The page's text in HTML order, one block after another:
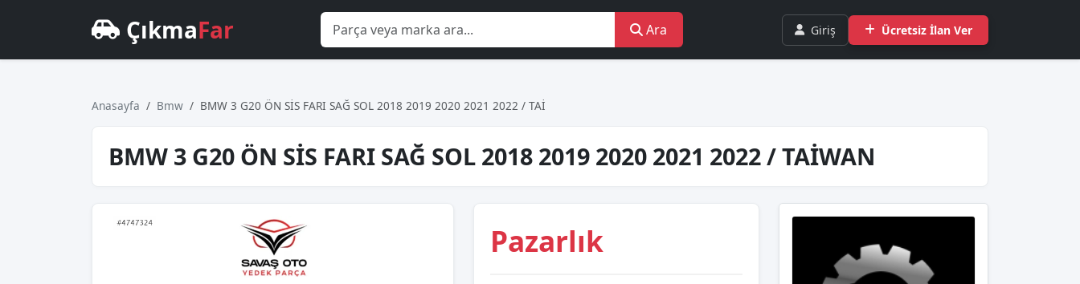
ÇıkmaFar Ara Giriş Ücretsiz İlan Ver
Anasayfa Bmw BMW 3 G20 ÖN SİS FARI SAĞ SOL 2018 2019 2020 2021 2022 / TAİ
BMW 3 G20 ÖN SİS FARI SAĞ SOL 2018 2019 2020 2021 2022 / TAİWAN
Pazarlık